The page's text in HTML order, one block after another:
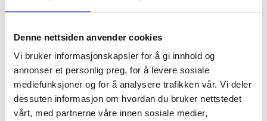
Denne nettsiden anvender cookies
Vi bruker informasjonskapsler for å gi innhold og
annonser et personlig preg, for å levere sosiale
mediefunksjoner og for å analysere trafikken vår. Vi deler
dessuten informasjon om hvordan du bruker nettstedet
vårt, med partnerne våre innen sosiale medier,